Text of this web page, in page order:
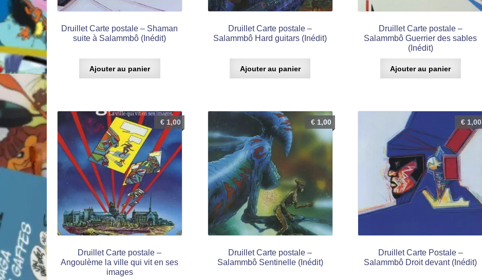
Druillet Carte postale – Shaman
suite à Salammbô (Inédit)
Ajouter au panier
Druillet Carte postale –
Salammbô Hard guitars (Inédit)
Ajouter au panier
Druillet Carte postale –
Salammbô Guerrier des sables
(Inédit)
Ajouter au panier
Druillet Carte postale –
Angoulème la ville qui vit en ses
images
€1,00
Druillet Carte postale –
Salammbô Sentinelle (Inédit)
€1,00
Druillet Carte Postale –
Salammbô Droit devant (Inédit)
€ 1,00